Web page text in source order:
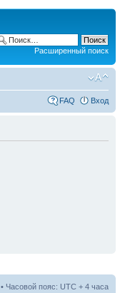
Расширенный поиск
FAQ Вход
• Часовой пояс: UTC + 4 часа